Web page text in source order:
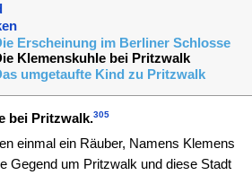
Erscheinung im Berliner Schlosse
Klemenskuhle bei Pritzwalk
umgetaufte Kind zu Pritzwalk
bei Pritzwalk.305
einmal ein Räuber, Namens Klemens
Gegend um Pritzwalk und diese Stadt